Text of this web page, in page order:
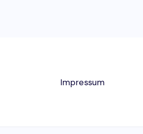
Impressum